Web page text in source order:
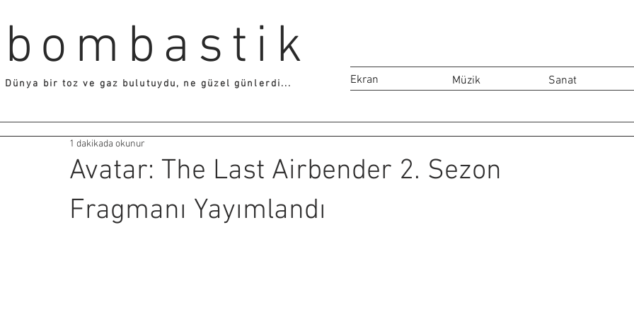
bombastik
Dünya bir toz ve gaz bulutuydu, ne güzel günlerdi... Ekran Müzik Sanat
Avatar: The Last Airbender 2. Sezon
Fragmanı Yayımlandı
1 dakikada okunur